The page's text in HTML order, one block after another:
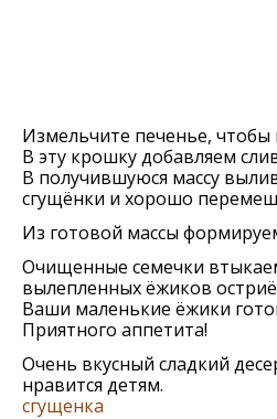
Измельчите печенье, чтобы
В эту крошку добавляем
В получившуюся массу
сгущёнки и хорошо
Из готовой массы
Очищенные семечки
вылепленных ёжиков
Ваши маленькие ёжики
Приятного аппетита!
Очень вкусный сладкий
нравится детям.
сгущенка